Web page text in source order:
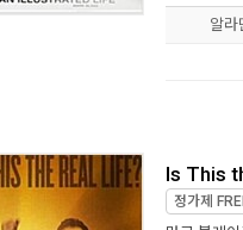
알라
Is This
정가제